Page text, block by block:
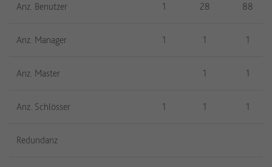
Anz. Benutzer 1 28 88
Anz. Manager 1 1 1
Anz. Master 1 1
Anz. Schlösser 1 1 1
Redundanz